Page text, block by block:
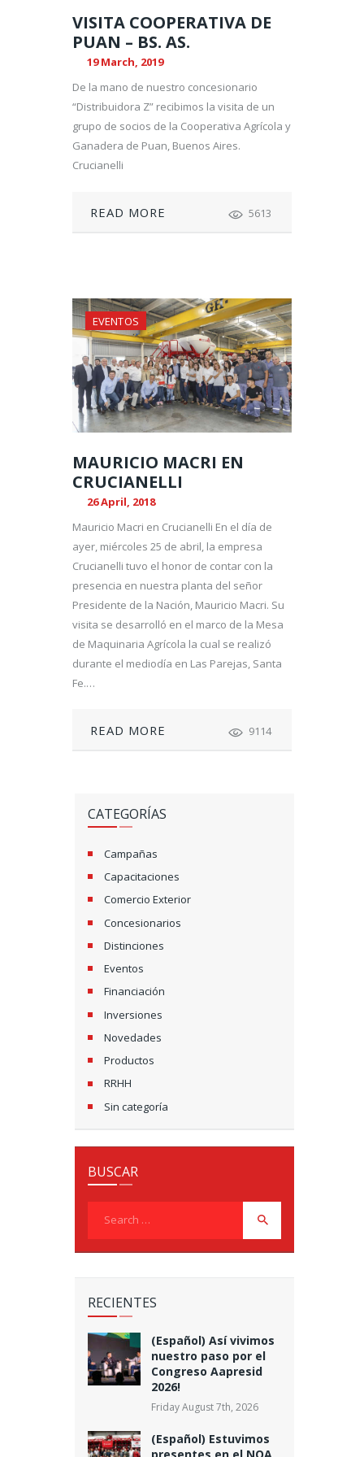
VISITA COOPERATIVA DE
PUAN – BS. AS.
19 March, 2019
De la mano de nuestro concesionario
“Distribuidora Z” recibimos la visita de un
grupo de socios de la Cooperativa Agrícola y
Ganadera de Puan, Buenos Aires.
Crucianelli
READ MORE 5613
EVENTOS
MAURICIO MACRI EN
CRUCIANELLI
26 April, 2018
Mauricio Macri en Crucianelli En el día de
ayer, miércoles 25 de abril, la empresa
Crucianelli tuvo el honor de contar con la
presencia en nuestra planta del señor
Presidente de la Nación, Mauricio Macri. Su
visita se desarrolló en el marco de la Mesa
de Maquinaria Agrícola la cual se realizó
durante el mediodía en Las Parejas, Santa
Fe.…
READ MORE 9114
CATEGORÍAS
Campañas
Capacitaciones
Comercio Exterior
Concesionarios
Distinciones
Eventos
Financiación
Inversiones
Novedades
Productos
RRHH
Sin categoría
BUSCAR
RECIENTES
(Español) Así vivimos
nuestro paso por el
Congreso Aapresid
2026!
Friday August 7th, 2026
(Español) Estuvimos